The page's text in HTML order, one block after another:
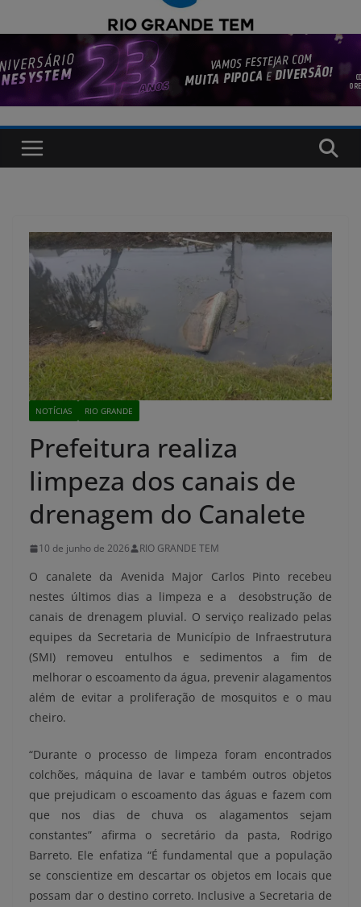
NOTÍCIAS RIO GRANDE
Prefeitura realiza
limpeza dos canais de
drenagem do Canalete
10 de junho de 2026 RIO GRANDE TEM
O canalete da Avenida Major Carlos Pinto recebeu
nestes últimos dias a limpeza e a desobstrução de
canais de drenagem pluvial. O serviço realizado pelas
equipes da Secretaria de Município de Infraestrutura
(SMI) removeu entulhos e sedimentos a fim de
melhorar o escoamento da água, prevenir alagamentos
além de evitar a proliferação de mosquitos e o mau
cheiro.
“Durante o processo de limpeza foram encontrados
colchões, máquina de lavar e também outros objetos
que prejudicam o escoamento das águas e fazem com
que nos dias de chuva os alagamentos sejam
constantes” afirma o secretário da pasta, Rodrigo
Barreto. Ele enfatiza “É fundamental que a população
se conscientize em descartar os objetos em locais que
possam dar o destino correto. Inclusive a Secretaria de